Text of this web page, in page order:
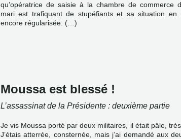
qu’opératrice de saisie à la chambre de commerce
mari est trafiquant de stupéfiants et sa situation en
encore régularisée. (…)
Moussa est blessé !
L’assassinat de la Présidente : deuxième partie
Je vis Moussa porté par deux militaires, il était pâle,
J’étais atterrée, consternée, mais j’ai demandé aux